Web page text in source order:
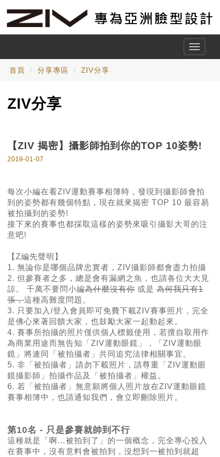
Toggle
首頁 分享專區 ZIV分享
ZIV分享
【ZIV 揭密】攝影師拍到你的TOP 10姿勢!
2019-01-07
每次小編在看ZIV運動賽事相簿時，發現到攝影師會拍
到的姿勢都有幾個特點，現在就來揭密 TOP 10 最容易
被拍攝到的姿勢!
接下來的賽事也都採取這樣的姿勢來吸引攝影大哥的注
意吧!
【Z編先聲明】
1. 無論你是哪個品牌忠實者，ZIV攝影師都會盡力拍攝
2. 但參賽者之多，總是會有漏網之魚，也請各位大大見
諒。 千萬不要問小編為什麼沒有你 或是 為何我只有1
張，這種高難度問題。
3. 只要加入/登入會員即可免費下載ZIV賽事照片，完全
是佛心來著回饋大家，也鼓勵大家一起動起來。
4. 賽事所拍攝的照片僅供個人標籤使用，若擅自取用作
為商業用途而無告知「ZIV運動眼鏡」
， 「ZIV運動眼
鏡」將連同「被拍攝者」共同追究法律相關事宜。
5. 非「被拍攝者」 請勿下載照片，請尊重 「ZIV運動眼
鏡攝影師」 拍攝作品及「被拍攝者」權益。
6. 若「被拍攝者」 無意願將個人照片放在ZIV運動眼鏡
賽事相簿中，也請通知我們，會立即刪除照片。
第10名 - 只是參賽就帥到不行
這種就是「啊…被拍到了」的一個概念，完全專心投入
在賽事中，沒有意料會被拍到，沒想到一被拍到就超